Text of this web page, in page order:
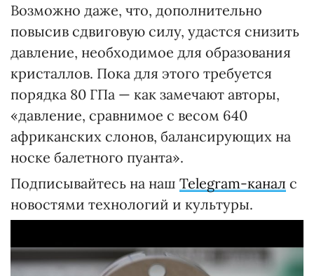
Возможно даже, что, дополнительно
повысив сдвиговую силу, удастся снизить
давление, необходимое для образования
кристаллов. Пока для этого требуется
порядка 80 ГПа — как замечают авторы,
«давление, сравнимое с весом 640
африканских слонов, балансирующих на
носке балетного пуанта».
Подписывайтесь на наш Telegram-канал с
новостями технологий и культуры.